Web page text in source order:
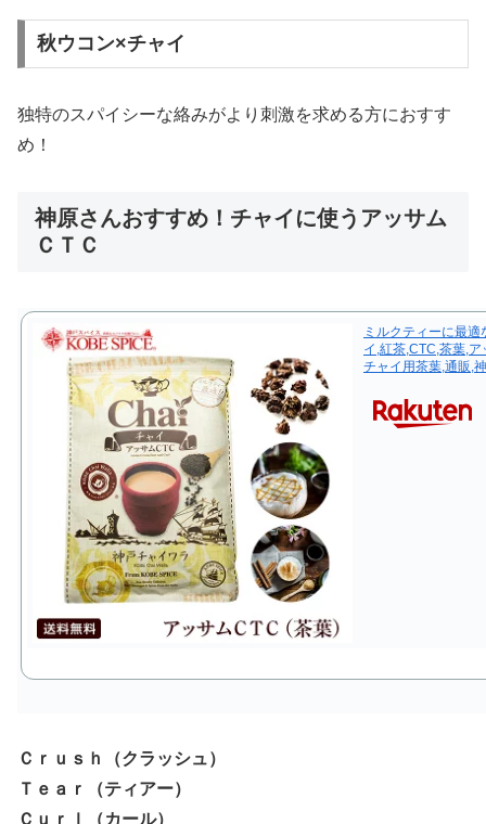
秋ウコン×チャイ
独特のスパイシーな絡みがより刺激を求める方におすす
め！
神原さんおすすめ！チャイに使うアッサム
ＣＴＣ
ミルクティーに最
イ,紅茶,CTC,茶葉,
チャイ用茶葉,通販,
Ｃｒｕｓｈ（クラッシュ）
Ｔｅａｒ（ティアー）
Ｃｕｒｌ（カール）